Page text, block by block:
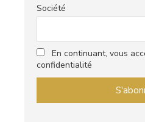
Société
En continuant, vous
confidentialité